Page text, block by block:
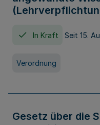
In Kraft Seit 15.
Verordnung
Gesetz über die